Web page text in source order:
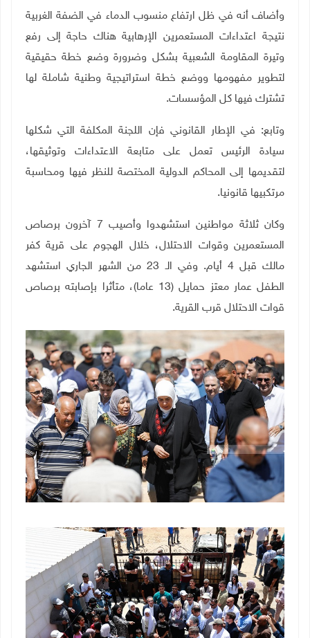
وأضاف أنه في ظل ارتفاع منسوب الدماء في الضفة الغربية
نتيجة اعتداءات المستعمرين الإرهابية هناك حاجة إلى رفع
وتيرة المقاومة الشعبية بشكل وضرورة وضع خطة حقيقية
لتطوير مفهومها ووضع خطة استراتيجية وطنية شاملة لها
تشترك فيها كل المؤسسات.
وتابع: في الإطار القانوني فإن اللجنة المكلفة التي شكلها
سيادة الرئيس تعمل على متابعة الاعتداءات وتوثيقها،
لتقديمها إلى المحاكم الدولية المختصة للنظر فيها ومحاسبة
مرتكبيها قانونيا.
وكان ثلاثة مواطنين استشهدوا وأصيب 7 آخرون برصاص
المستعمرين وقوات الاحتلال، خلال الهجوم على قرية كفر
مالك قبل 4 أيام
.
وفي الـ 23 من الشهر الجاري استشهد
الطفل عمار معتز حمايل (13 عاما)، متأثرا بإصابته برصاص
قوات الاحتلال قرب القرية.